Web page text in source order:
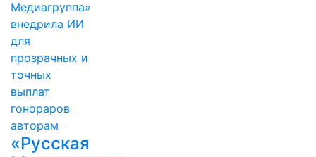
«Русская